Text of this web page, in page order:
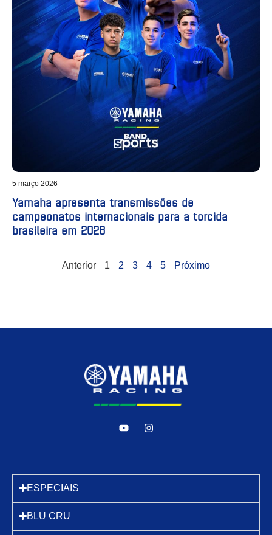
5 março 2026
Yamaha apresenta transmissões de
campeonatos internacionais para a torcida
brasileira em 2026
Anterior 1 2 3 4 5 Próximo
ESPECIAIS
BLU CRU